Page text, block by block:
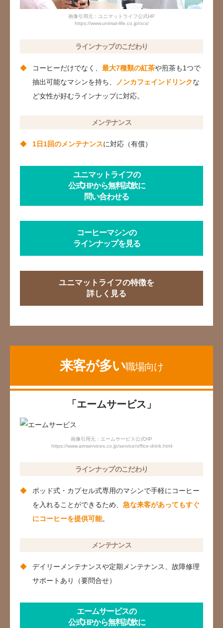
画像引用元：ユニマットライフ公式HP
https://www.unimat-life.co.jp/ocs/
ラインナップのこだわり
コーヒーだけでなく、 最大7種類の紅茶や煎茶も1つで
抽出可能なマシンを持ち、
ノンカフェインドリンクな
ど女性が好むラインナップに対応。
メンテナンス
1日1回のメンテナンスに対応（有償）
ユニマットライフの
公式HPから無料試飲に
問い合わせる
コーヒーマシンの
ラインナップを見る
ユニマットライフの特徴を
詳しく見る
来客が多い職場向け
「エームサービス」
画像引用元：エームサービス公式HP
https://www.aimservices.co.jp/service/office-drink.html
ラインナップのこだわり
ポッド式・カプセル式専用のマシンで手軽にコーヒー
を入れることができるため、 急な来客があってもすぐ
にコーヒーを提供可能。
メンテナンス
デイリーメンテナンスや定期メンテナンス、故障修理
サポートあり（要問合せ）
エームサービスの
公式HPから無料試飲に